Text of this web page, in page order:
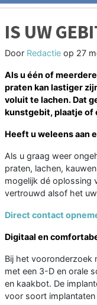
IS UW
Door Redactie op 27
Als u één of
praten kan lastiger
voluit te lachen. Dat
kunstgebit, plaatje of
Heeft u weleens aan
Als u graag weer
praten, lachen,
mogelijk dé oplossing
vertrouwd alsof het
Direct contact
Digitaal en
Bij het vooronderzoek
met een 3-D en orale
en kaakbot. De
voor soort